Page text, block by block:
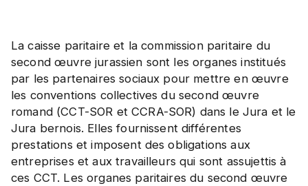
La caisse paritaire et la commission paritaire du
second œuvre jurassien sont les organes institués
par les partenaires sociaux pour mettre en œuvre
les conventions collectives du second œuvre
romand (CCT-SOR et CCRA-SOR) dans le Jura et le
Jura bernois. Elles fournissent différentes
prestations et imposent des obligations aux
entreprises et aux travailleurs qui sont assujettis à
ces CCT. Les organes paritaires du second œuvre